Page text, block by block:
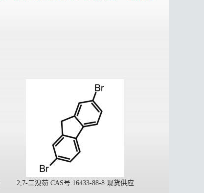
2,7-二溴芴 CAS号:16433-88-8 现货供应